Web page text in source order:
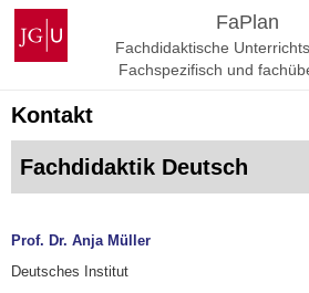
Zum
Inhalt
springen
Johannes
Gutenberg-
Universität
FaPlan
Fachdidaktische
Fachspezifisch und
Kontakt
Fachdidaktik Deutsch
Prof. Dr. Anja Müller
Deutsches Institut